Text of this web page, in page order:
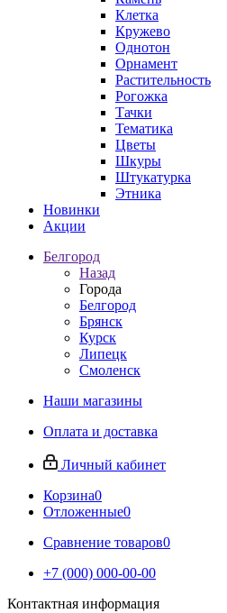
Клетка
Кружево
Однотон
Орнамент
Растительность
Рогожка
Тачки
Тематика
Цветы
Шкуры
Штукатурка
Этника
Новинки
Акции
Белгород
Назад
Города
Белгород
Брянск
Курск
Липецк
Смоленск
Наши магазины
Оплата и доставка
Личный кабинет
Корзина0
Отложенные0
Сравнение товаров0
+7 (000) 000-00-00
Контактная информация